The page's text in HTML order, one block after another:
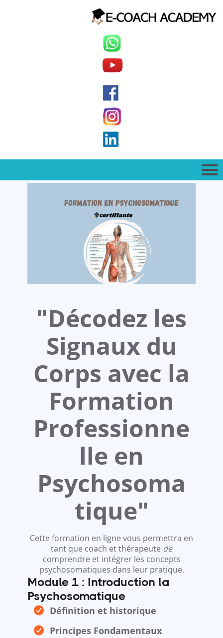
"Décodez les
Signaux du
Corps avec la
Formation
Professionne
lle en
Psychosoma
tique"
Cette formation en ligne vous permettra en
tant que coach et thérapeute de
comprendre et intégrer les concepts
psychosomatiques dans leur pratique.
Module 1 : Introduction la
Psychosomatique
Définition et historique
Principes Fondamentaux